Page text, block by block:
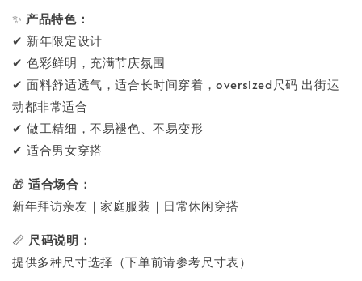
✨ 产品特色：
✔ 新年限定设计
✔ 色彩鲜明，充满节庆氛围
✔ 面料舒适透气，适合长时间穿着，oversized尺码 出街运
动都非常适合
✔ 做工精细，不易褪色、不易变形
✔ 适合男女穿搭
🎁适合场合：
新年拜访亲友｜家庭服装｜日常休闲穿搭
📏 尺码说明：
提供多种尺寸选择（下单前请参考尺寸表）